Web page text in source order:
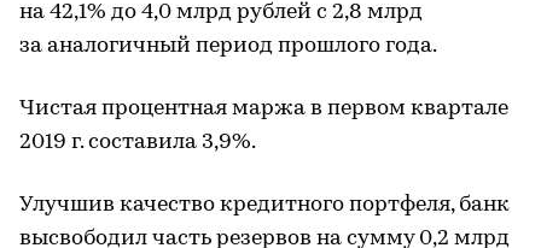
на 42,1% до 4,0 млрд рублей с 2,8 млрд
за аналогичный период прошлого года.
Чистая процентная маржа в первом квартале
2019 г. составила 3,9%.
Улучшив качество кредитного портфеля, банк
высвободил часть резервов на сумму 0,2 млрд